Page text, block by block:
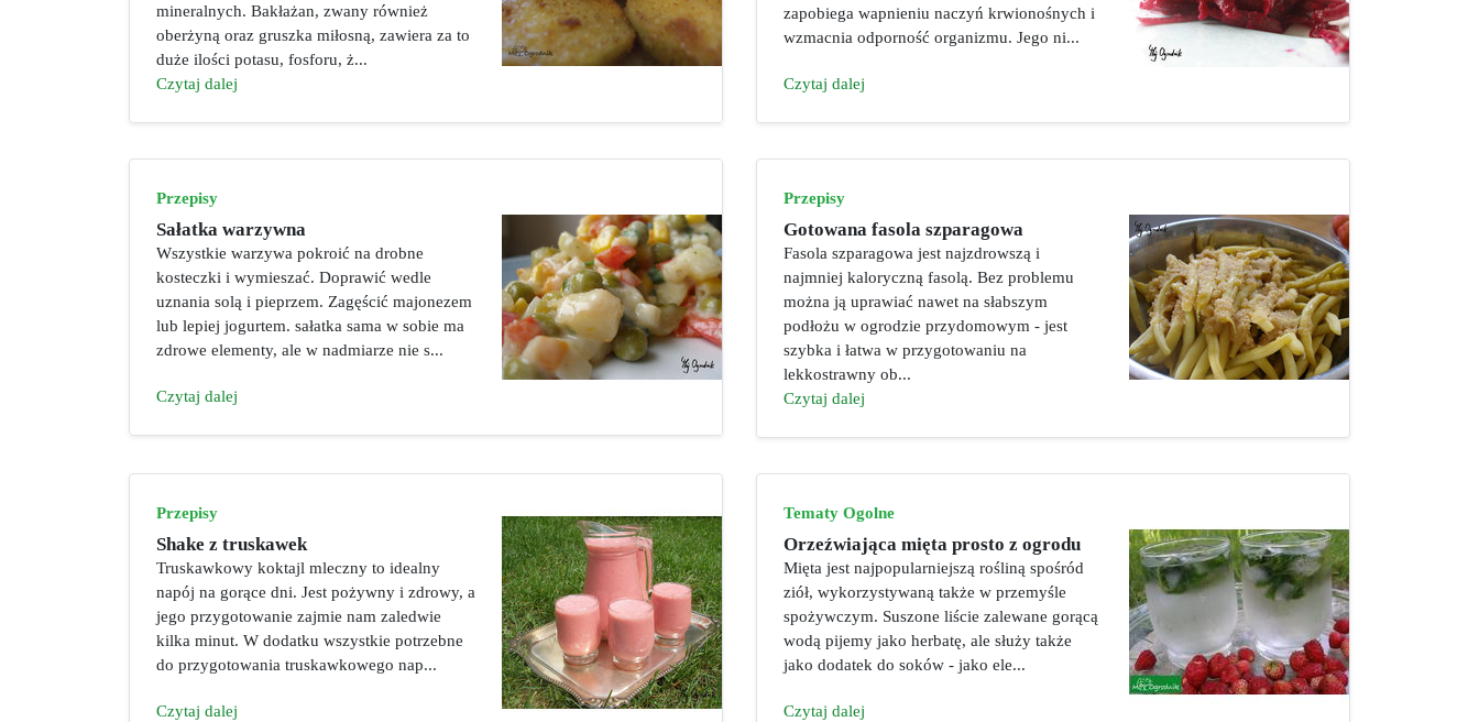
mineralnych. Bakłażan, zwany również
oberżyną oraz gruszka miłosną, zawiera za to
duże ilości potasu, fosforu, ż...
Czytaj dalej
zapobiega wapnieniu naczyń krwionośnych i
wzmacnia odporność organizmu. Jego ni...
Czytaj dalej
Przepisy
Sałatka warzywna
Wszystkie warzywa pokroić na drobne
kosteczki i wymieszać. Doprawić wedle
uznania solą i pieprzem. Zagęścić majonezem
lub lepiej jogurtem. sałatka sama w sobie ma
zdrowe elementy, ale w nadmiarze nie s...
Czytaj dalej
Przepisy
Gotowana fasola szparagowa
Fasola szparagowa jest najzdrowszą i
najmniej kaloryczną fasolą. Bez problemu
można ją uprawiać nawet na słabszym
podłożu w ogrodzie przydomowym - jest
szybka i łatwa w przygotowaniu na
lekkostrawny ob...
Czytaj dalej
Przepisy
Shake z truskawek
Truskawkowy koktajl mleczny to idealny
napój na gorące dni. Jest pożywny i zdrowy, a
jego przygotowanie zajmie nam zaledwie
kilka minut. W dodatku wszystkie potrzebne
do przygotowania truskawkowego nap...
Czytaj dalej
Tematy Ogolne
Orzeźwiająca mięta prosto z ogrodu
Mięta jest najpopularniejszą rośliną spośród
ziół, wykorzystywaną także w przemyśle
spożywczym. Suszone liście zalewane gorącą
wodą pijemy jako herbatę, ale służy także
jako dodatek do soków - jako ele...
Czytaj dalej